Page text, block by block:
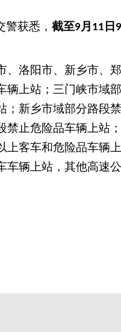
警获悉， 截至9月 11 日 9
、洛阳市、新乡市、
辆上站；三门峡市域
；新乡市域部分路段
禁止危险品车辆上站
上客车和危险品车辆
车辆上站，其他高速